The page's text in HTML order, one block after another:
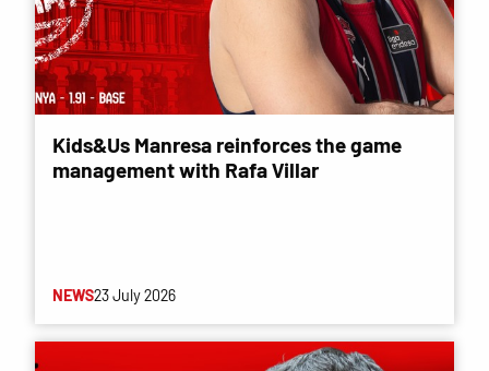
Kids&Us Manresa reinforces the game
management with Rafa Villar
NEWS23 July 2026